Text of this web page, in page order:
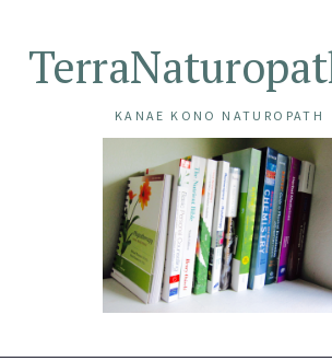
KANAE KONO NATUROPATH